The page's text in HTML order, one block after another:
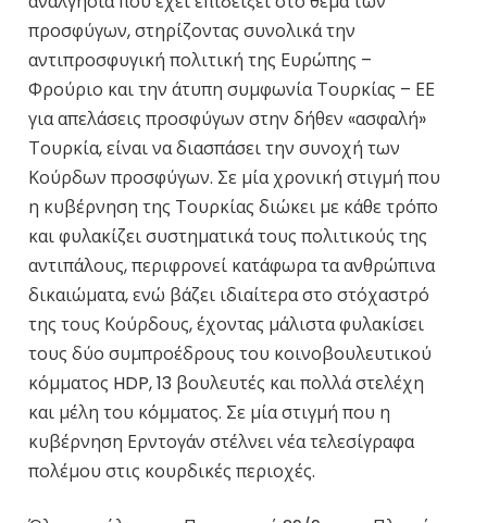
προσφύγων, στηρίζοντας συνολικά την
αντιπροσφυγική πολιτική της Ευρώπης –
Φρούριο και την άτυπη συμφωνία Τουρκίας – ΕΕ
για απελάσεις προσφύγων στην δήθεν «ασφαλή»
Τουρκία, είναι να διασπάσει την συνοχή των
Κούρδων προσφύγων. Σε μία χρονική στιγμή που
η κυβέρνηση της Τουρκίας διώκει με κάθε τρόπο
και φυλακίζει συστηματικά τους πολιτικούς της
αντιπάλους, περιφρονεί κατάφωρα τα ανθρώπινα
δικαιώματα, ενώ βάζει ιδιαίτερα στο στόχαστρό
της τους Κούρδους, έχοντας μάλιστα φυλακίσει
τους δύο συμπροέδρους του κοινοβουλευτικού
κόμματος HDP, 13 βουλευτές και πολλά στελέχη
και μέλη του κόμματος. Σε μία στιγμή που η
κυβέρνηση Ερντογάν στέλνει νέα τελεσίγραφα
πολέμου στις κουρδικές περιοχές.